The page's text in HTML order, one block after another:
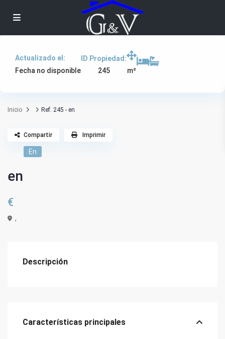
Actualizado el:
Fecha no disponible
ID Propiedad:
245
m²
Inicio Ref. 245 - en
En
en
€
,
Compartir Imprimir
Descripción
Características principales